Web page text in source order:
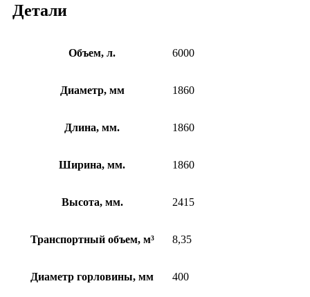
Детали
Объем, л. 6000
Диаметр, мм 1860
Длина, мм. 1860
Ширина, мм. 1860
Высота, мм. 2415
Транспортный объем, м³ 8,35
Диаметр горловины, мм 400